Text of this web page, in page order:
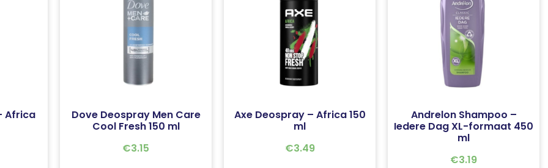
Africa
Dove Deospray Men Care
Cool Fresh 150 ml
€3.15
Axe Deospray – Africa 150
ml
€3.49
Andrelon Shampoo –
Iedere Dag XL-formaat 450
ml
€3.19